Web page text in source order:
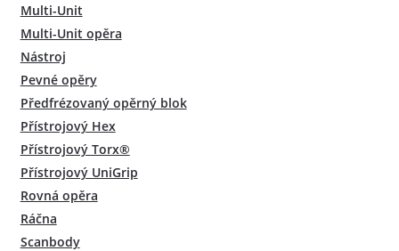
Multi-Unit
Multi-Unit opěra
Nástroj
Pevné opěry
Předfrézovaný opěrný blok
Přístrojový Hex
Přístrojový Torx®
Přístrojový UniGrip
Rovná opěra
Ráčna
Scanbody